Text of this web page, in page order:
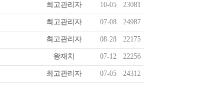
최고관리자 10-05 23081
최고관리자 07-08 24987
최고관리자 08-28 22175
왕재치 07-12 22256
최고관리자 07-05 24312